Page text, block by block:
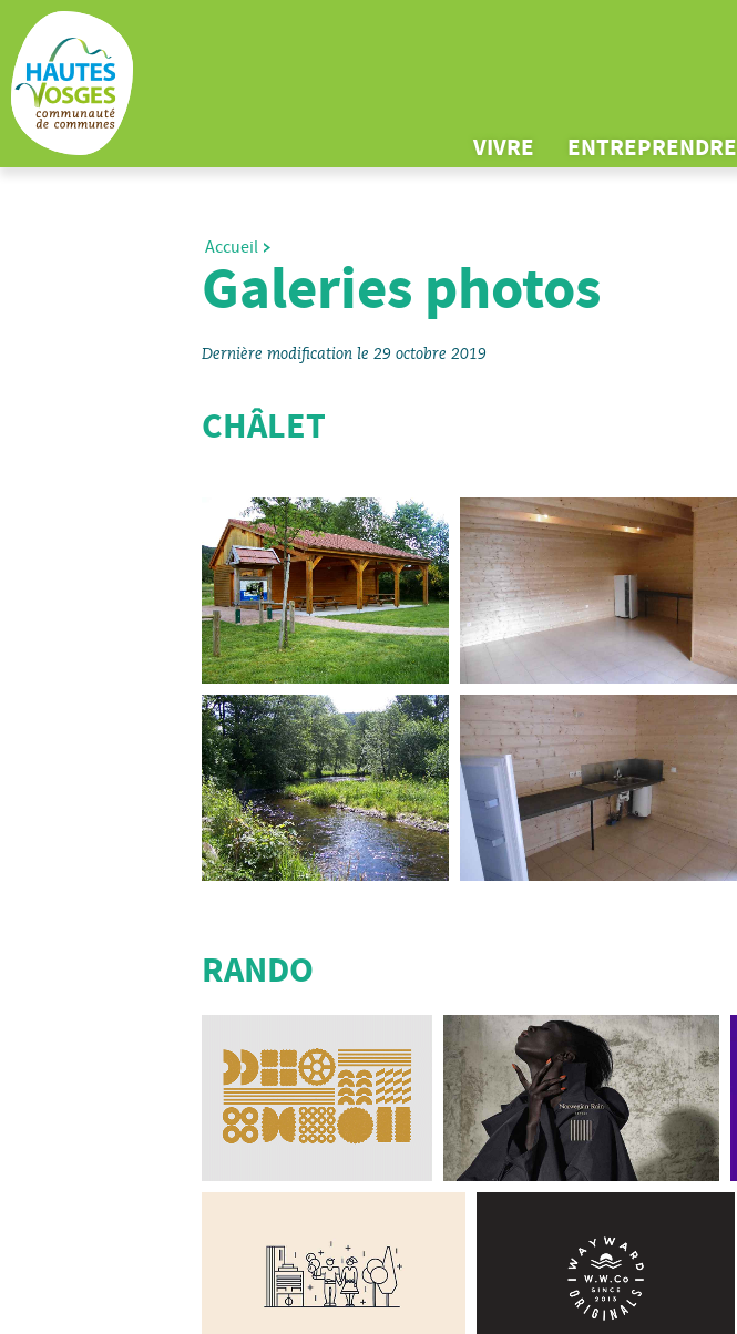
VIVRE ENTREPRENDRE
Accueil
Galeries photos
Dernière modification le 29 octobre 2019
CHÂLET
RANDO